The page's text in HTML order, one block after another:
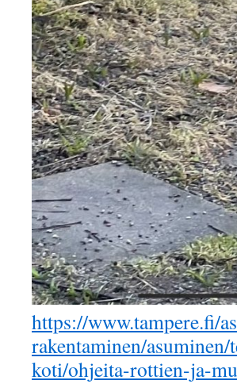
https://www.tampere.fi/
rakentaminen/
koti/ohjeita-rottien-ja-